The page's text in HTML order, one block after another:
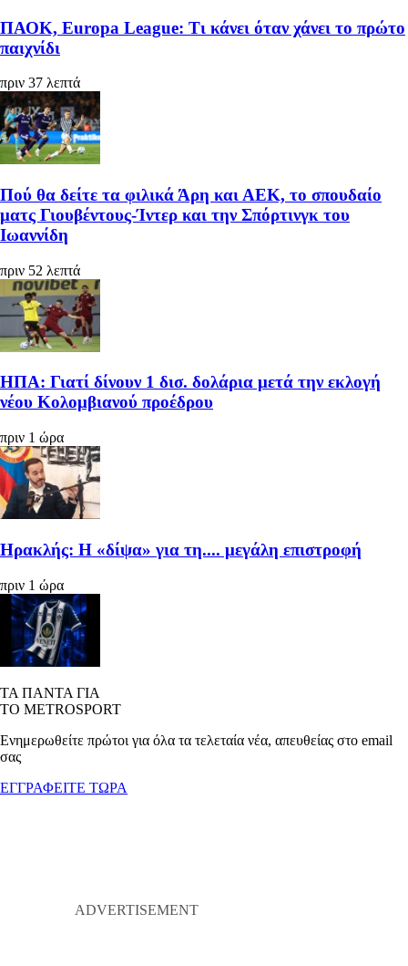
ΠΑΟΚ, Europa League: Τι κάνει όταν χάνει το πρώτο
παιχνίδι
πριν 37 λεπτά
Πού θα δείτε τα φιλικά Άρη και ΑΕΚ, το σπουδαίο
ματς Γιουβέντους-Ίντερ και την Σπόρτινγκ του
Ιωαννίδη
πριν 52 λεπτά
ΗΠΑ: Γιατί δίνουν 1 δισ. δολάρια μετά την εκλογή
νέου Κολομβιανού προέδρου
πριν 1 ώρα
Ηρακλής: Η «δίψα» για τη.... μεγάλη επιστροφή
πριν 1 ώρα
ΤΑ ΠΑΝΤΑ ΓΙΑ
ΤΟ METROSPORT
Ενημερωθείτε πρώτοι για όλα τα τελεταία νέα, απευθείας στο email
σας
ΕΓΓΡΑΦΕΙΤΕ ΤΩΡΑ